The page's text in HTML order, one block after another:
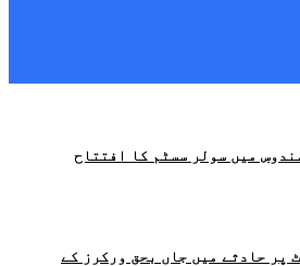
میں سولر سسٹم کا افتتاح
پر حادثے میں جاں بحق ورکرز کے